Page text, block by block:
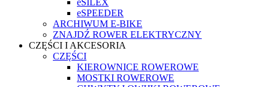
eSILEX
eSPEEDER
ARCHIWUM E-BIKE
ZNAJDŹ ROWER ELEKTRYCZNY
CZĘŚCI I AKCESORIA
CZĘŚCI
KIEROWNICE ROWEROWE
MOSTKI ROWEROWE